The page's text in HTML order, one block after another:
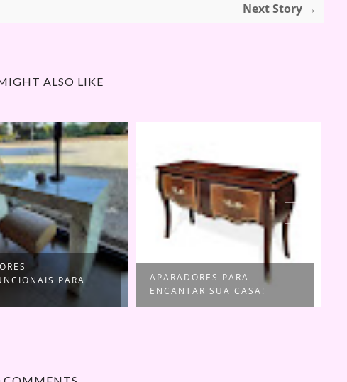
Next Story →
ALSO LIKE
PARA
SUA CASA!
POLTRONAS PARA O LER E
TAMBEM DESCA...